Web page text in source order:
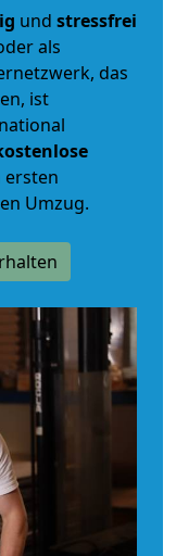
und stressfrei
als
das
ist
ersten
Umzug.